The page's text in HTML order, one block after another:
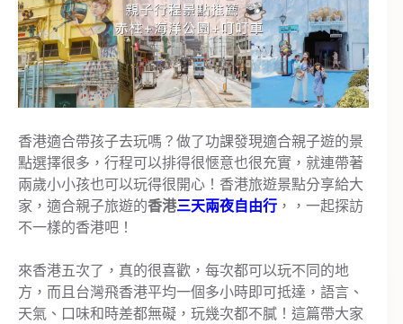
香港適合帶孩子去玩嗎？做了功課發現適合親子遊的景
點選擇很多，行程可以排得很愜意也很充實，就連帶著
兩歲小小孩也可以玩得很開心！香港旅遊景點分享給大
家，適合親子旅遊的香港三天兩夜自由行 ，，一起探訪
不一樣的香港吧！
來香港五次了，真的很喜歡，每次都可以玩不同的地
方，而且台灣飛香港平均一個多小時即可抵達，語言、
天氣、口味和時差都無礙，玩幾次都不膩！這篇帶大家